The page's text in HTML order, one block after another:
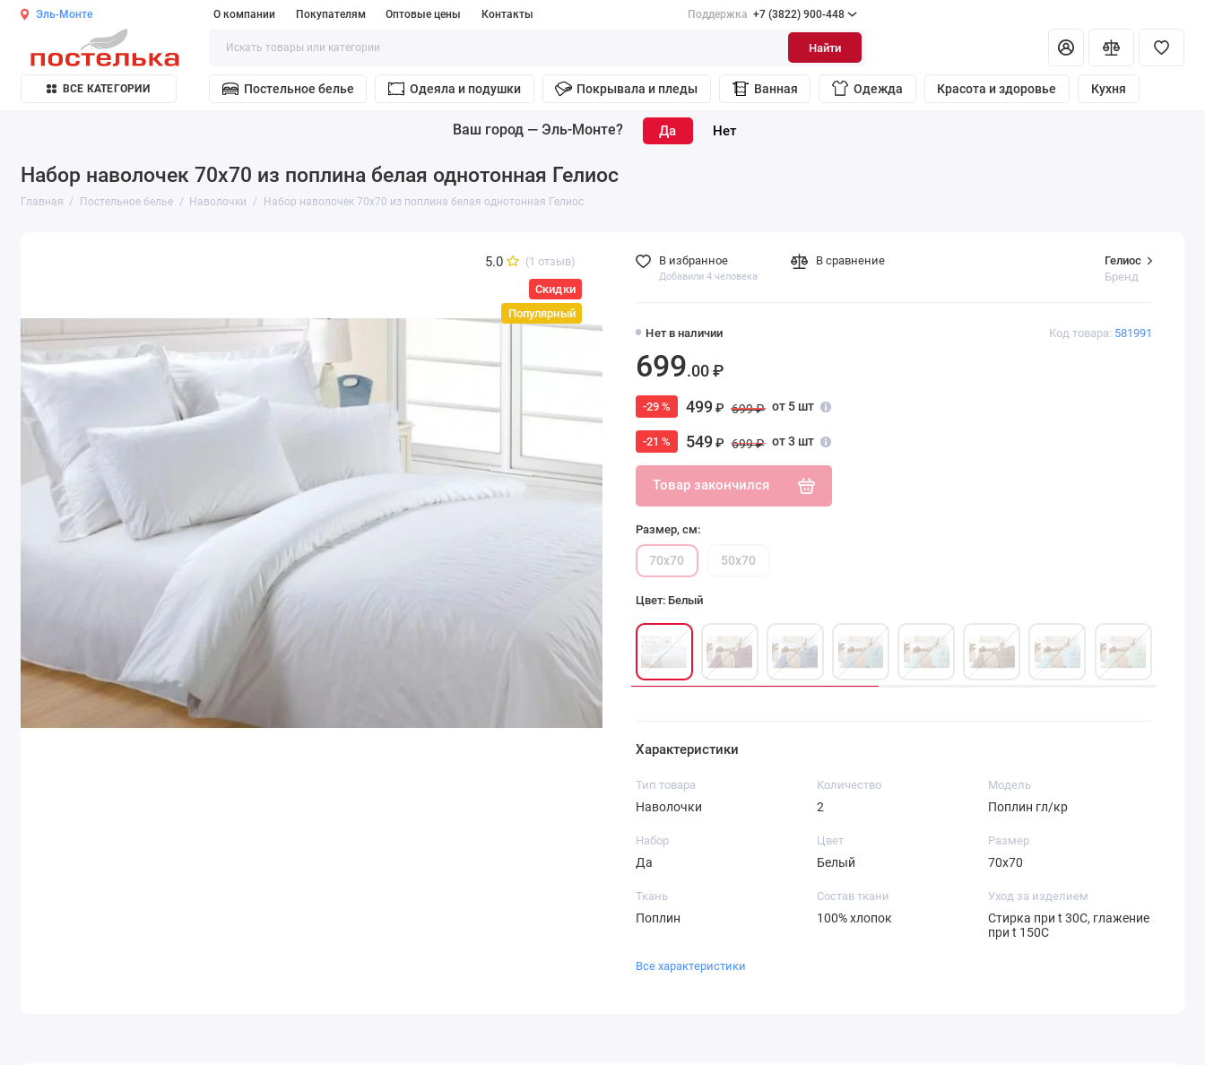
Эль-Монте О компании Покупателям Оптовые цены Контакты Поддержка +7 (3822) 900-448
Найти
ВСЕ КАТЕГОРИИ Постельное белье Одеяла и подушки Покрывала и пледы Ванная Одежда Красота и здоровье Кухня
Ваш город — Эль-Монте?
Набор наволочек 70х70 из поплина белая однотонная Гелиос
Главная Постельное белье Наволочки Набор наволочек 70х70 из поплина белая однотонная Гелиос
5.0 (1 отзыв)
Скидки
Популярный
Код товара: 581991
Гелиос
Бренд
Нет в наличии
699.00 ₽
-29 % 499₽ 699 ₽ от 5 шт
-21 % 549₽ 699 ₽ от 3 шт
Товар закончился
Размер, см:
70х70 50х70
Цвет: Белый
В избранное
Добавили 4 человека
В сравнение
Характеристики
Тип товара
Наволочки
Количество
2
Модель
Поплин гл/кр
Набор
Да
Цвет
Белый
Размер
70х70
Ткань
Поплин
Состав ткани
100% хлопок
Уход за изделием
Стирка при t 30С, глажение
при t 150С
Все характеристики